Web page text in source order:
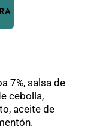
7%, salsa de
cebolla,
aceite de